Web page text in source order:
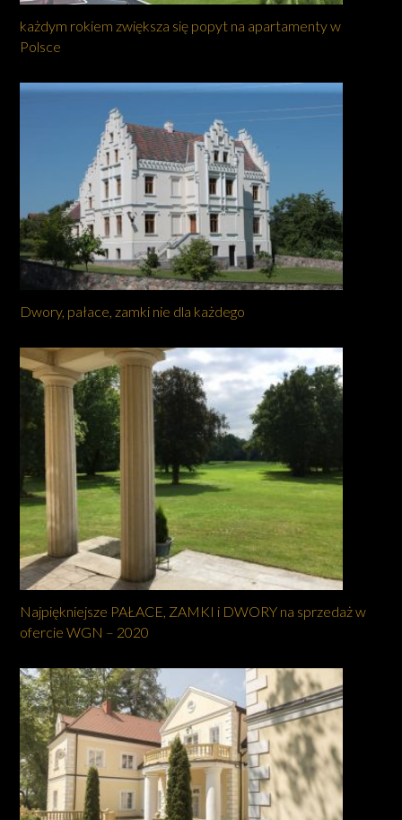
każdym rokiem zwiększa się popyt na apartamenty w
Polsce
Dwory, pałace, zamki nie dla każdego
Najpiękniejsze PAŁACE, ZAMKI i DWORY na sprzedaż w
ofercie WGN – 2020